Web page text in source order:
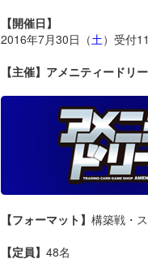
【開催日】
2016年7月30日（土）受付
【主催】 アメニティードリ
【フォーマット】 構築戦・
【定員】 48名